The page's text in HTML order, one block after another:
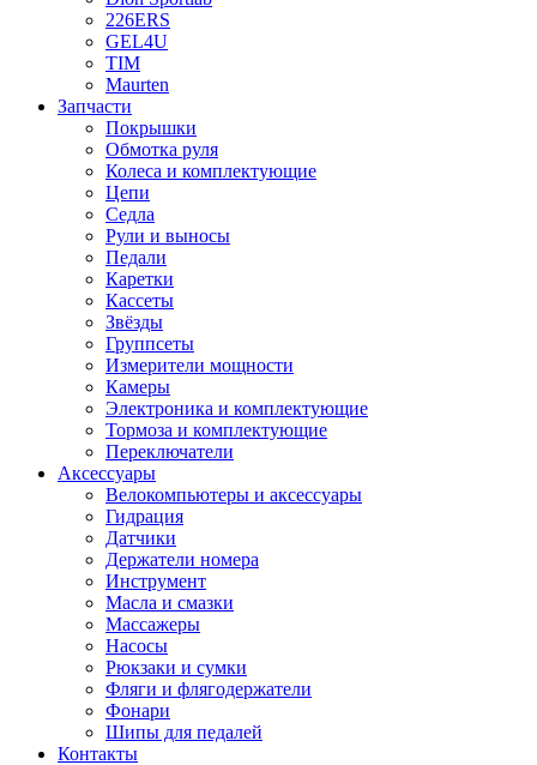
226ERS
GEL4U
TIM
Maurten
Запчасти
Покрышки
Обмотка руля
Колеса и комплектующие
Цепи
Седла
Рули и выносы
Педали
Каретки
Кассеты
Звёзды
Группсеты
Измерители мощности
Камеры
Электроника и комплектующие
Тормоза и комплектующие
Переключатели
Аксессуары
Велокомпьютеры и аксессуары
Гидрация
Датчики
Держатели номера
Инструмент
Масла и смазки
Массажеры
Насосы
Рюкзаки и сумки
Фляги и флягодержатели
Фонари
Шипы для педалей
Контакты